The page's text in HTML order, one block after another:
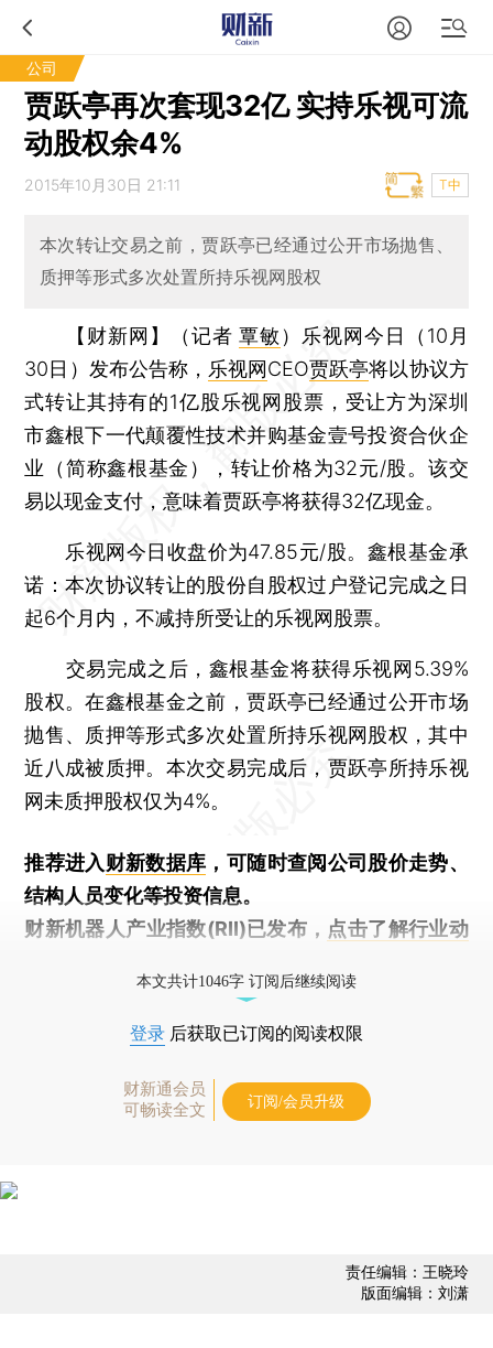
公司
贾跃亭再次套现32亿 实持乐视可流
动股权余4%
2015年10月30日 21:11 T中
本次转让交易之前，贾跃亭已经通过公开市场抛售、
质押等形式多次处置所持乐视网股权
【财新网】（记者覃敏 ） 乐视网今日（10月
30日）发布公告称， 乐视网CEO贾跃亭将以协议方
式转让其持有的1亿股乐视网股票，受让方为深圳
市鑫根下一代颠覆性技术并购基金壹号投资合伙企
业（简称鑫根基金），转让价格为32元/股。该交
易以现金支付，意味着贾跃亭将获得32亿现金。
乐视网今日收盘价为47.85元/股。鑫根基金承
诺：本次协议转让的股份自股权过户登记完成之日
起6个月内，不减持所受让的乐视网股票。
交易完成之后，鑫根基金将获得乐视网5.39%
股权。在鑫根基金之前，贾跃亭已经通过公开市场
抛售、质押等形式多次处置所持乐视网股权，其中
近八成被质押。本次交易完成后，贾跃亭所持乐视
网未质押股权仅为4%。
推荐进入财新数据库 ，可随时查阅公司股价走势、
结构人员变化等投资信息。
财新机器人产业指数(RII)已发布， 点击了解行业动
本文共计1046字 订阅后继续阅读
登录 后获取已订阅的阅读权限
财新通会员
可畅读全文
订阅/会员升级
责任编辑：王晓玲
版面编辑：刘潇